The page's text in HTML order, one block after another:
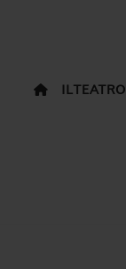
IL TEATRO